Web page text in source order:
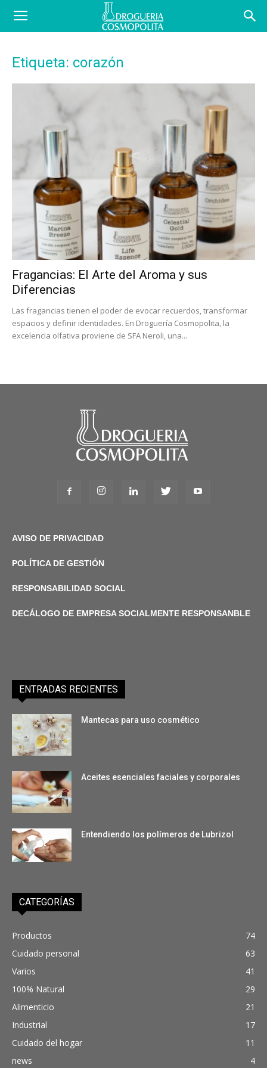
COSBLOG
Etiqueta: corazón
Fragancias: El Arte del Aroma y sus
Diferencias
Las fragancias tienen el poder de evocar recuerdos, transformar
espacios y definir identidades. En Droguería Cosmopolita, la
excelencia olfativa proviene de SFA Neroli, una...
AVISO DE PRIVACIDAD
POLÍTICA DE GESTIÓN
RESPONSABILIDAD SOCIAL
DECÁLOGO DE EMPRESA SOCIALMENTE RESPONSANBLE
ENTRADAS RECIENTES
Mantecas para uso cosmético
Aceites esenciales faciales y corporales
Entendiendo los polímeros de Lubrizol
CATEGORÍAS
Productos
74
Cuidado personal
63
Varios
41
100% Natural
29
Alimenticio
21
Industrial
17
Cuidado del hogar
11
news
4